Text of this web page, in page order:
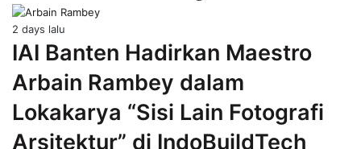
2 days lalu
IAI Banten Hadirkan Maestro
Arbain Rambey dalam
Lokakarya “Sisi Lain Fotografi
Arsitektur” di IndoBuildTech